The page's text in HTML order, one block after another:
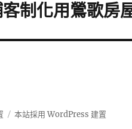
制化用鶯歌房
本站採用 WordPress 建置